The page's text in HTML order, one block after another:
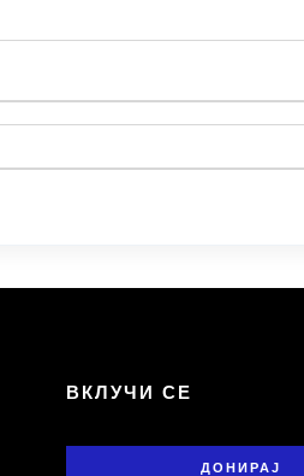
ВКЛУЧИ СЕ
ДОНИРАЈ